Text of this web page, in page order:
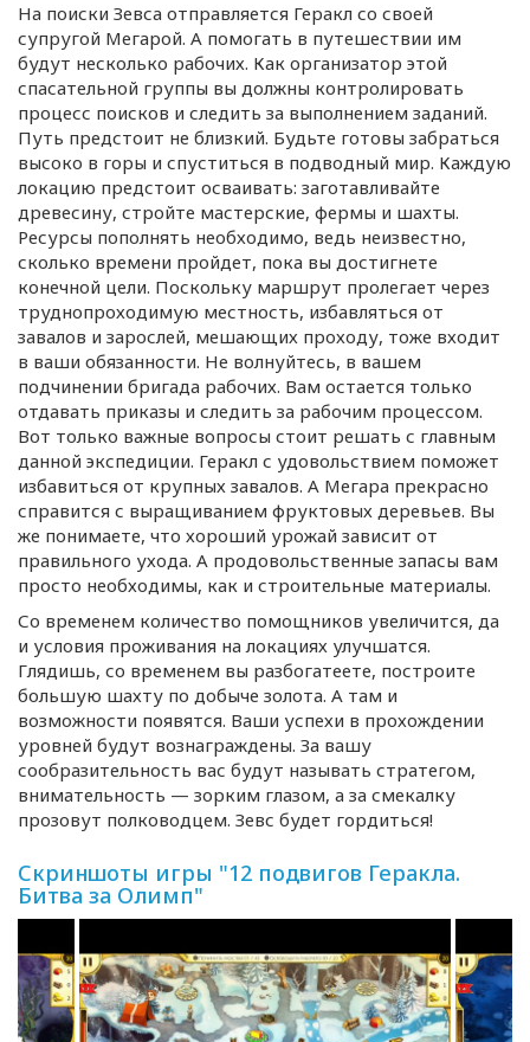
На поиски Зевса отправляется Геракл со своей
супругой Мегарой. А помогать в путешествии им
будут несколько рабочих. Как организатор этой
спасательной группы вы должны контролировать
процесс поисков и следить за выполнением заданий.
Путь предстоит не близкий. Будьте готовы забраться
высоко в горы и спуститься в подводный мир. Каждую
локацию предстоит осваивать: заготавливайте
древесину, стройте мастерские, фермы и шахты.
Ресурсы пополнять необходимо, ведь неизвестно,
сколько времени пройдет, пока вы достигнете
конечной цели. Поскольку маршрут пролегает через
труднопроходимую местность, избавляться от
завалов и зарослей, мешающих проходу, тоже входит
в ваши обязанности. Не волнуйтесь, в вашем
подчинении бригада рабочих. Вам остается только
отдавать приказы и следить за рабочим процессом.
Вот только важные вопросы стоит решать с главным
данной экспедиции. Геракл с удовольствием поможет
избавиться от крупных завалов. А Мегара прекрасно
справится с выращиванием фруктовых деревьев. Вы
же понимаете, что хороший урожай зависит от
правильного ухода. А продовольственные запасы вам
просто необходимы, как и строительные материалы.
Со временем количество помощников увеличится, да
и условия проживания на локациях улучшатся.
Глядишь, со временем вы разбогатеете, построите
большую шахту по добыче золота. А там и
возможности появятся. Ваши успехи в прохождении
уровней будут вознаграждены. За вашу
сообразительность вас будут называть стратегом,
внимательность — зорким глазом, а за смекалку
прозовут полководцем. Зевс будет гордиться!
Скриншоты игры "12 подвигов Геракла.
Битва за Олимп"